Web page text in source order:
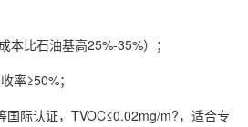
比石油基高25%-35%）；
≥50%；
际认证，TVOC≤0.02mg/m?，适合专